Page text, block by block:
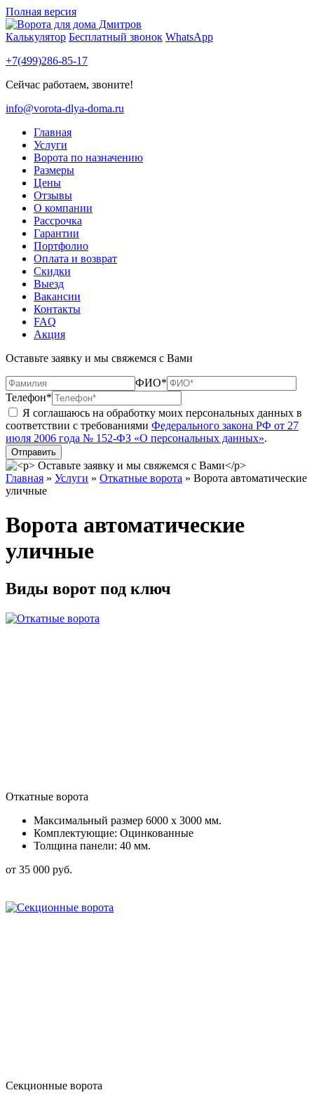
Полная версия
Калькулятор Бесплатный звонок WhatsApp
+7(499)286-85-17
Сейчас работаем, звоните!
info@vorota-dlya-doma.ru
Главная
Услуги
Ворота по назначению
Размеры
Цены
Отзывы
О компании
Рассрочка
Гарантии
Портфолио
Оплата и возврат
Скидки
Выезд
Вакансии
Контакты
FAQ
Акция
Оставьте заявку и мы свяжемся с Вами
ФИО*
Телефон*
Я соглашаюсь на обработку моих персональных данных в
соответствии с требованиями Федерального закона РФ от 27
июля 2006 года № 152-ФЗ «О персональных данных».
Главная » Услуги » Откатные ворота » Ворота автоматические
уличные
Ворота автоматические
уличные
Виды ворот под ключ
Откатные ворота
Максимальный размер 6000 x 3000 мм.
Комплектующие: Оцинкованные
Толщина панели: 40 мм.
от 35 000 руб.
Секционные ворота